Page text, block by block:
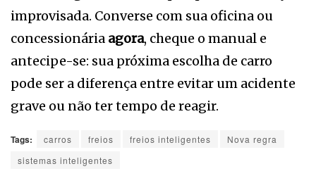
improvisada. Converse com sua oficina ou
concessionária agora, cheque o manual e
antecipe-se: sua próxima escolha de carro
pode ser a diferença entre evitar um acidente
grave ou não ter tempo de reagir.
Tags: carros freios freios inteligentes
Nova regra
sistemas inteligentes